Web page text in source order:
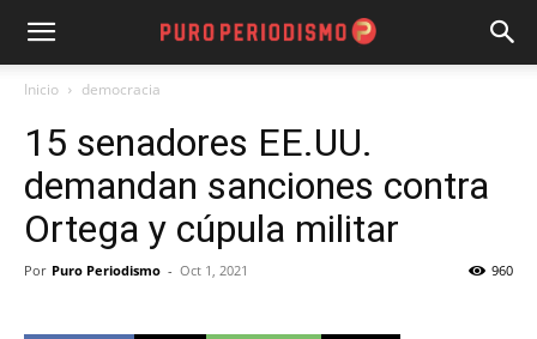
Inicio democracia
15 senadores EE.UU.
demandan sanciones contra
Ortega y cúpula militar
Por Puro Periodismo - Oct 1, 2021 960